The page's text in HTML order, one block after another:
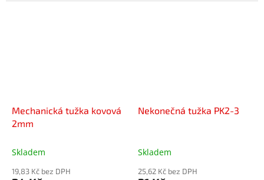
Mechanická tužka kovová
2mm
Skladem
19,83 Kč bez DPH
Nekonečná tužka PK2-3
Skladem
25,62 Kč bez DPH